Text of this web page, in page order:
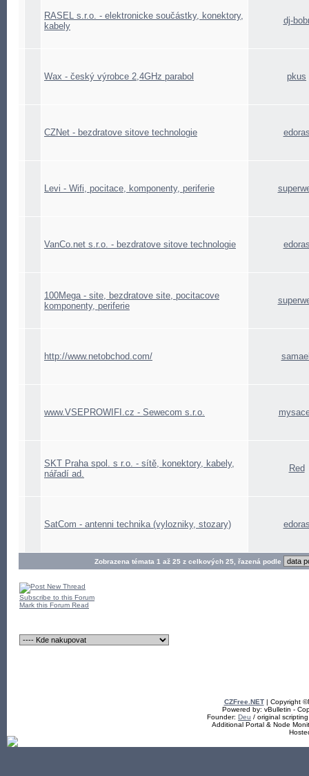
RASEL s.r.o. - elektronicke součástky, konektory,
kabely
dj-
Wax - český výrobce 2,4GHz parabol pkus
CZNet - bezdratove sitove technologie
Levi - Wifi, pocitace, komponenty, periferie
VanCo.net s.r.o. - bezdratove sitove technologie
100Mega - site, bezdratove site, pocitacove
komponenty, periferie
http://www.netobchod.com/
www.VSEPROWIFI.cz - Sewecom s.r.o.
SKT Praha spol. s r.o. - sítě, konektory, kabely,
nářadí ad.
Red
SatCom - antenni technika (vylozniky, stozary)
Zobrazena témata 1 až 25 z celkových 25, řazená podle
Subscribe to this Forum
Mark this Forum Read
CZFree.NET| Copyright
Powered by: vBulletin -
Founder: Deu / original
Additional Portal & Node